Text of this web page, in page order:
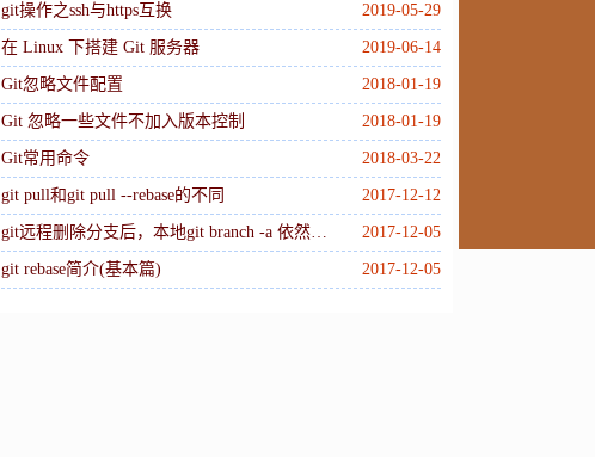
2019-05-29
git操作之ssh与https互换
2019-06-14
在 Linux 下搭建 Git 服务器
2018-01-19
Git忽略文件配置
2018-01-19
Git 忽略一些文件不加入版本控制
2018-03-22
Git常用命令
2017-12-12
git pull和git pull --rebase的不同
2017-12-05
git远程删除分支后，本地git branch -a 依然能看到的解决办法。
2017-12-05
git rebase简介(基本篇)